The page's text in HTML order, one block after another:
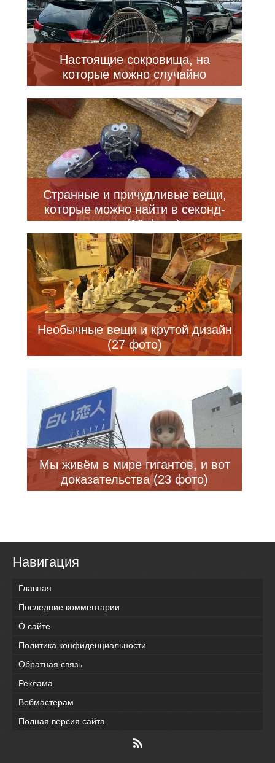
Настоящие сокровища, на
которые можно случайно
наткнуться, гуляя по нью-
йоркским улицам (34 фото)
Странные и причудливые вещи,
которые можно найти в секонд-
хенде (16 фото)
Необычные вещи и крутой дизайн
(27 фото)
Мы живём в мире гигантов, и вот
доказательства (23 фото)
Навигация
Главная
Последние комментарии
О сайте
Политика конфиденциальности
Обратная связь
Реклама
Вебмастерам
Полная версия сайта